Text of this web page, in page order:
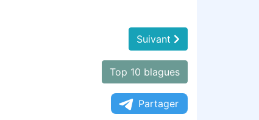
Suivant
Top 10 blagues
Partager